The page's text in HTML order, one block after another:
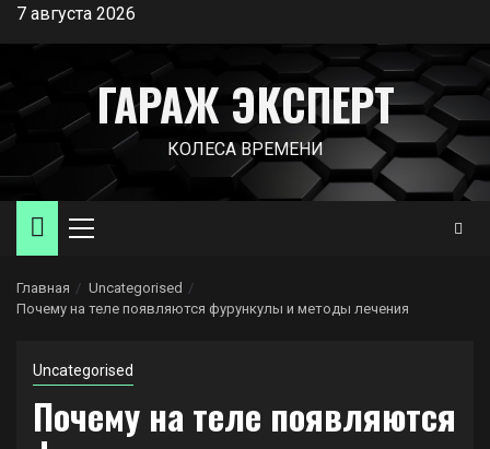
Перейти
содержимому
7 августа 2026
ГАРАЖ ЭКСПЕРТ
КОЛЕСА ВРЕМЕНИ
Основное
Главная
Uncategorised
Почему на теле появляются фурункулы и методы лечения
Uncategorised
Почему на теле появляются